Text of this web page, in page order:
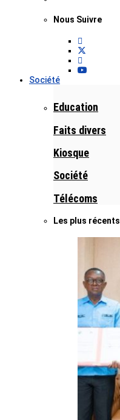
Nous Suivre
Société
Education
Faits divers
Kiosque
Société
Télécoms
Les plus récents